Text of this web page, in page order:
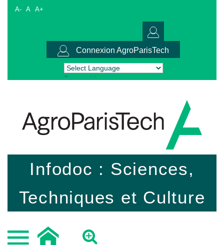
A- A A+
Connexion AgroParisTech
Powered by Translate
Infodoc : Sciences,
Techniques et Culture